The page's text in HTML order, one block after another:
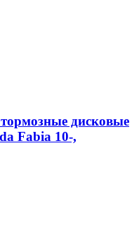
дисковые
Fabia 10-,